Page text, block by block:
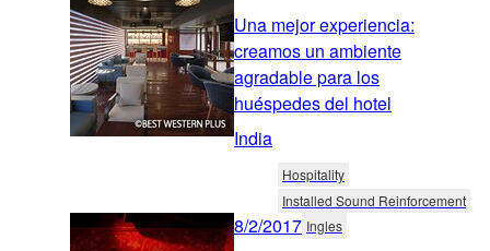
Una mejor experiencia:
creamos un ambiente
agradable para los
huéspedes del hotel
India
Hospitality
Installed Sound Reinforcement
8/2/2017 Ingles